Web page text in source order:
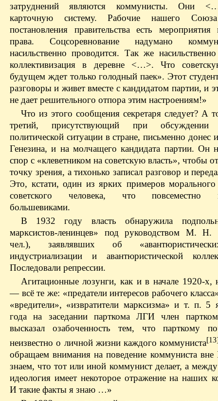
затруднений являются коммунисты. Они
карточную систему. Рабочие нашего
постановления правительства есть мероприятия
права. Соцсоревнование надумано
насильственно проводится. Так же
коллективизация в деревне <…>. Что
будущем ждет только голодный паек». Этот
разговоры и живет вместе с кандидатом партии, и
не дает решительного отпора этим настроениям!»
Что из этого сообщения секретаря следует? А
третий, присутствующий при обсуждении
политической ситуации в стране, письменно донес
Генезина, и на молчащего кандидата партии. Он
спор с «клеветником на советскую власть», чтобы
точку зрения, а тихонько записал разговор и
Это, кстати, один из ярких примеров морального
советского человека, что повсеместно
большевиками.
В 1932 году власть обнаружила
марксистов-ленинцев» под руководством М.
чел.), заявлявших об
индустриализации и авантюристической
Последовали репрессии.
Агитационные лозунги, как и в начале 1920-х,
— всё те же: «предатели интересов рабочего
«вредители», «извратители марксизма» и т. п. 5
года на заседании парткома ЛГИ член
высказал озабоченность тем, что парткому
неизвестно о личной жизни каждого коммуниста
обращаем внимания на поведение коммуниста
знаем, что тот или иной коммунист делает, а
идеология имеет некоторое отражение на наших
И такие факты я знаю …»